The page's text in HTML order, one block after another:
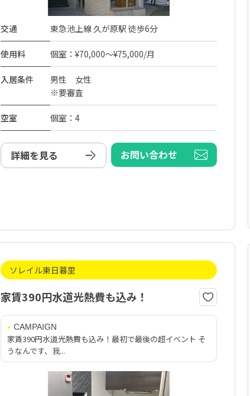
交通 東急池上線 久が原駅 徒歩6分
使用料 個室：¥70,000～¥75,000/月
入居条件
男性 女性
※要審査
空室 個室：4
詳細を見る お問い合わせ
ソレイル東日暮里
家賃390円水道光熱費も込み！
CAMPAIGN
家賃390円水道光熱費も込み！最初で最後の超イベント そ
うなんです、我...